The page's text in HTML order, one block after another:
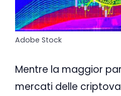
Adobe Stock
Mentre la maggior
mercati delle